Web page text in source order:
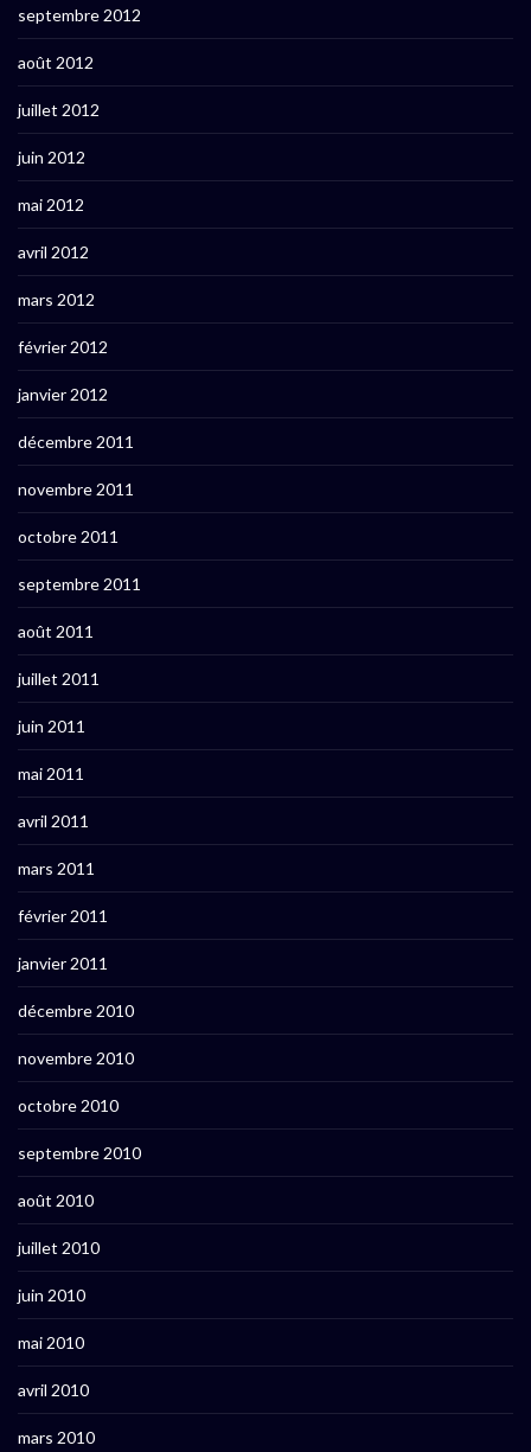
septembre 2012
août 2012
juillet 2012
juin 2012
mai 2012
avril 2012
mars 2012
février 2012
janvier 2012
décembre 2011
novembre 2011
octobre 2011
septembre 2011
août 2011
juillet 2011
juin 2011
mai 2011
avril 2011
mars 2011
février 2011
janvier 2011
décembre 2010
novembre 2010
octobre 2010
septembre 2010
août 2010
juillet 2010
juin 2010
mai 2010
avril 2010
mars 2010